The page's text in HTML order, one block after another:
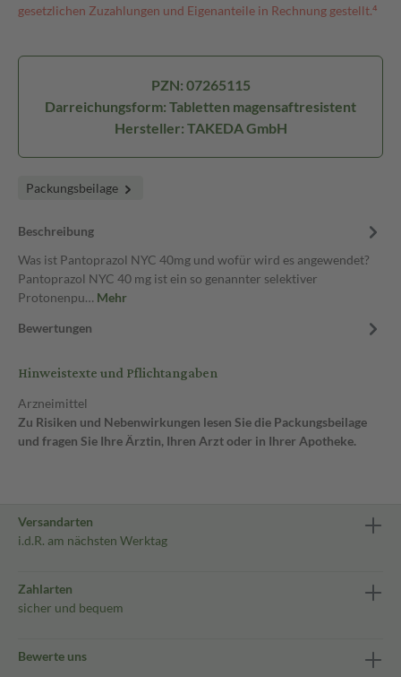
gesetzlichen Zuzahlungen und Eigenanteile in Rechnung gestellt.⁴
PZN: 07265115
Darreichungsform: Tabletten magensaftresistent
Hersteller: TAKEDA GmbH
Packungsbeilage
Beschreibung
Was ist Pantoprazol NYC 40mg und wofür wird es angewendet?
Pantoprazol NYC 40 mg ist ein so genannter selektiver
Protonenpu… Mehr
Bewertungen
Hinweistexte und Pflichtangaben
Arzneimittel
Zu Risiken und Nebenwirkungen lesen Sie die Packungsbeilage
und fragen Sie Ihre Ärztin, Ihren Arzt oder in Ihrer Apotheke.
Versandarten
i.d.R. am nächsten Werktag
Zahlarten
sicher und bequem
Bewerte uns